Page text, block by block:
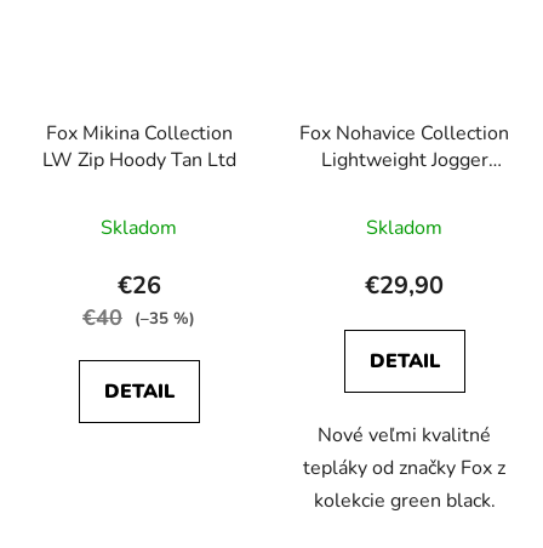
Fox Mikina Collection
LW Zip Hoody Tan Ltd
Skladom
€26
€40 (–35 %)
DETAIL
Fox Nohavice Collection
Lightweight Jogger
Skladom
€29,90
DETAIL
Nové veľmi kvalitné
tepláky od značky Fox z
kolekcie green black.